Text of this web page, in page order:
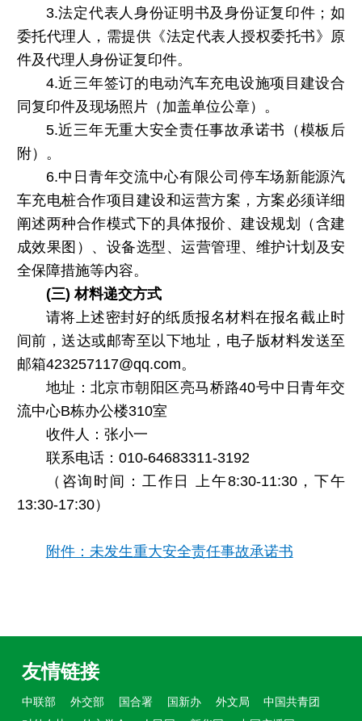
3.法定代表人身份证明书及身份证复印件；如
委托代理人，需提供《法定代表人授权委托书》原
件及代理人身份证复印件。
4.近三年签订的电动汽车充电设施项目建设合
同复印件及现场照片（加盖单位公章）。
5.近三年无重大安全责任事故承诺书（模板后
附）。
6.中日青年交流中心有限公司停车场新能源汽
车充电桩合作项目建设和运营方案，方案必须详细
阐述两种合作模式下的具体报价、建设规划（含建
成效果图）、设备选型、运营管理、维护计划及安
全保障措施等内容。
(三) 材料递交方式
请将上述密封好的纸质报名材料在报名截止时
间前，送达或邮寄至以下地址，电子版材料发送至
邮箱423257117@qq.com。
地址：北京市朝阳区亮马桥路40号中日青年交
流中心B栋办公楼310室
收件人：张小一
联系电话：010-64683311-3192
（咨询时间：工作日 上午8:30-11:30，下午
13:30-17:30）
附件：未发生重大安全责任事故承诺书
友情链接
中联部 外交部 国合署 国新办 外文局
中国共青团